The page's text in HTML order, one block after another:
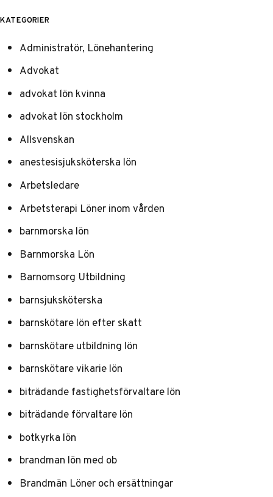
KATEGORIER
Administratör, Lönehantering
Advokat
advokat lön kvinna
advokat lön stockholm
Allsvenskan
anestesisjuksköterska lön
Arbetsledare
Arbetsterapi Löner inom vården
barnmorska lön
Barnmorska Lön
Barnomsorg Utbildning
barnsjuksköterska
barnskötare lön efter skatt
barnskötare utbildning lön
barnskötare vikarie lön
biträdande fastighetsförvaltare lön
biträdande förvaltare lön
botkyrka lön
brandman lön med ob
Brandmän Löner och ersättningar